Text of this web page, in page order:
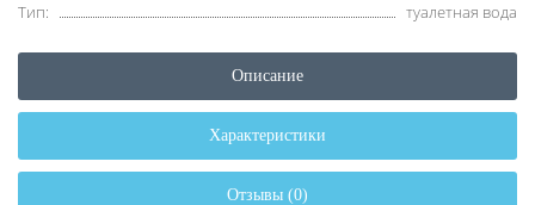
Тип:
туалетная вода
Описание
Характеристики
Отзывы (0)